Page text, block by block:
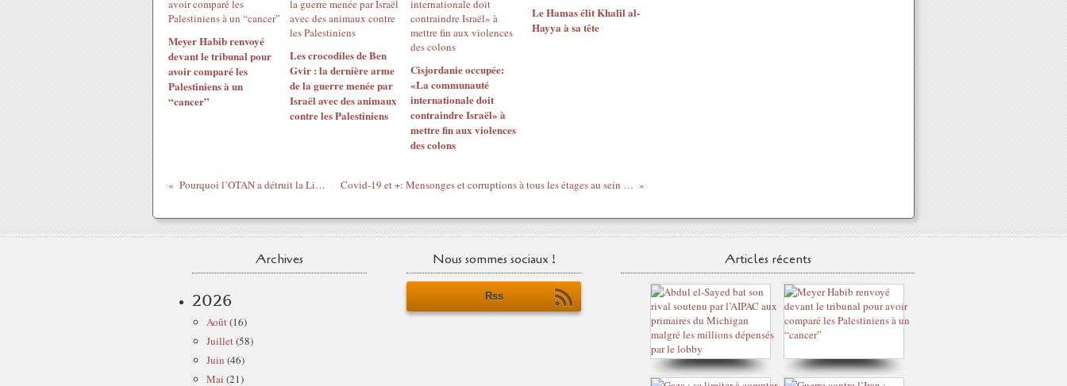
Meyer Habib renvoyé
devant le tribunal pour
avoir comparé les
Palestiniens à un
“cancer”
Les crocodiles de Ben
Gvir : la dernière arme
de la guerre menée par
Israël avec des animaux
contre les Palestiniens
Cisjordanie occupée:
«La communauté
internationale doit
contraindre Israël» à
mettre fin aux violences
des colons
Le Hamas élit Khalil al-
Hayya à sa tête
Pourquoi l’OTAN a détruit la Libye il y a dix ans Covid-19 et +: Mensonges et corruptions à tous les étages au sein de la gouvernance française
Archives
2026
Août(16)
Juillet(58)
Juin (46)
Mai (21)
Nous sommes sociaux !
Rss
Articles récents